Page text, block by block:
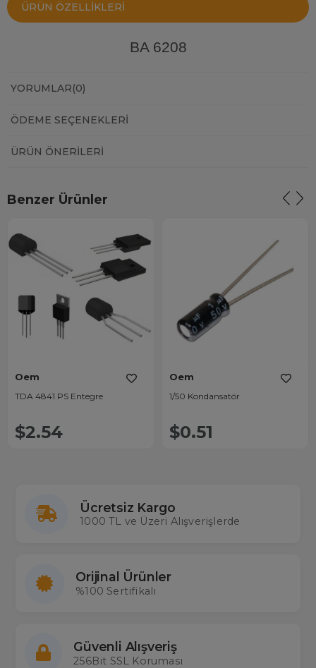
ÜRÜN ÖZELLIKLERI
BA 6208
YORUMLAR(0)
ÖDEME SEÇENEKLERI
ÜRÜN ÖNERILERI
Benzer Ürünler
Oem
TDA 4841 PS Entegre
$2.54
Oem
1/50 Kondansatör
$0.51
Ücretsiz Kargo
1000 TL ve Üzeri Alışverişlerde
Orijinal Ürünler
%100 Sertifikalı
Güvenli Alışveriş
256Bit SSL Koruması